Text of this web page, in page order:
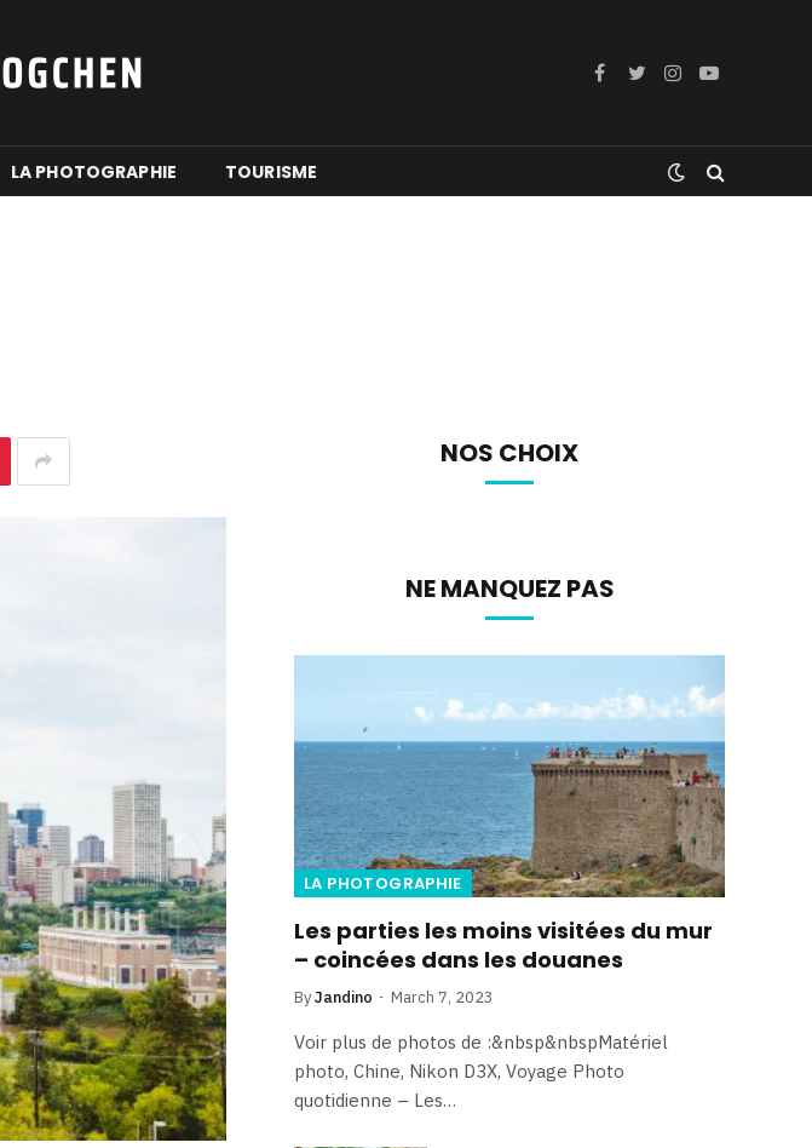
Facebook
TwitterInstagram
YouTube
LA PHOTOGRAPHIE TOURISME
NOS CHOIX
NE MANQUEZ PAS
LA PHOTOGRAPHIE
Les parties les moins visitées du mur
– coincées dans les douanes
ByJandino March 7, 2023
Voir plus de photos de :&nbsp&nbspMatériel
photo, Chine, Nikon D3X, Voyage Photo
quotidienne – Les…